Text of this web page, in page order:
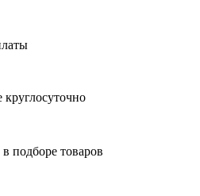
подборе товаров